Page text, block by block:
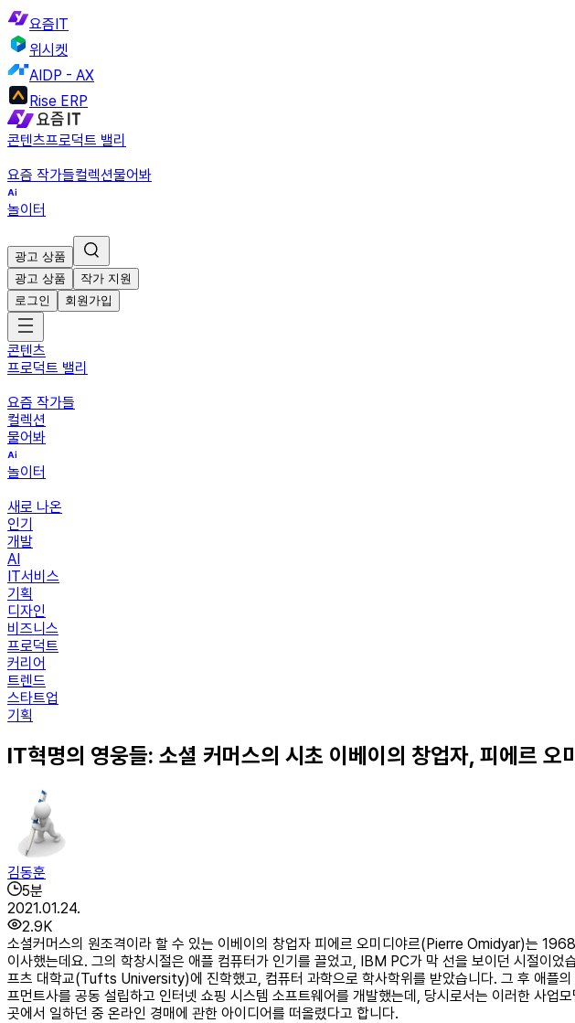
요즘IT
위시켓
AIDP - AX
Rise ERP
콘텐츠프로덕트 밸리
요즘 작가들컬렉션물어봐
놀이터
광고 상품
광고 상품
작가 지원
로그인
회원가입
콘텐츠
프로덕트 밸리
요즘 작가들
컬렉션
물어봐
놀이터
새로 나온
인기
개발
AI
IT서비스
기획
디자인
비즈니스
프로덕트
커리어
트렌드
스타트업
기획
IT혁명의 영웅들: 소셜 커머스의 시초 이베이의 창업자, 피에르 오
김동훈
5분
2021.01.24.
2.9K
소셜커머스의 원조격이라 할 수 있는 이베이의 창업자 피에르 오미디야르(Pierre Omidyar)는
이사했는데요. 그의 학창시절은 애플 컴퓨터가 인기를 끌었고, IBM PC가 막 선을 보이던 시절이
프츠 대학교(Tufts University)에 진학했고, 컴퓨터 과학으로 학사학위를 받았습니다. 그 후 애플
프먼트사를 공동 설립하고 인터넷 쇼핑 시스템 소프트웨어를 개발했는데, 당시로서는 이러한 사업
곳에서 일하던 중 온라인 경매에 관한 아이디어를 떠올렸다고 합니다.